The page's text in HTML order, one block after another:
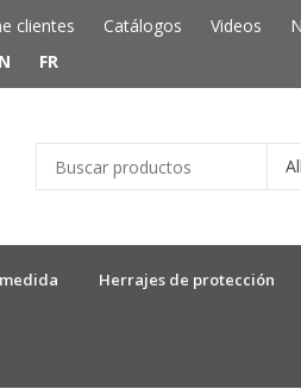
clientes Catálogos Videos
FR
Herrajes de protección